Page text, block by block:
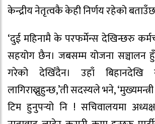
केन्द्रीय नेतृत्वकै केही निर्णय रहेको
‘दुई महिनामै के परफर्मेन्स देखिन्छरु
सहयोग छैन। जबसम्म योजना सञ्चालन
गरेको देखिँदैन। उहाँ बिहानदेखि
लागिराख्नुहुन्छ,’ती सदस्यले भने,
टिम हुनुपर्‍यो नि ! सचिवालयमा